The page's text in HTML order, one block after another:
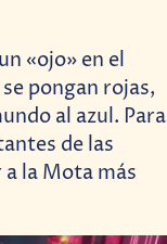
«ojo» en el
pongan rojas,
al azul. Para
de las
la Mota más